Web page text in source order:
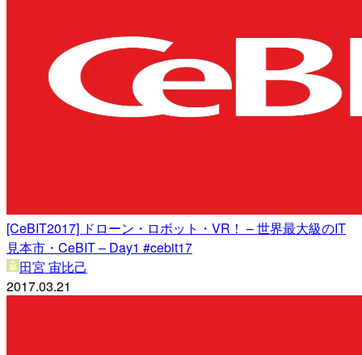
[CeBIT2017] ドローン・ロボット・VR！ – 世界最大級のIT
見本市・CeBIT – Day1 #cebit17
田宮 宙比己
2017.03.21